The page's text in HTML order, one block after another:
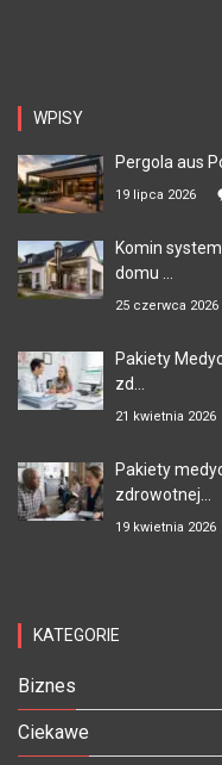
WPISY
Pergola aus
19 lipca 2026
Komin
domu ...
25 czerwca 2026
Pakiety
zd...
21 kwietnia 2026
Pakiety
zdrowotnej...
19 kwietnia 2026
KATEGORIE
Biznes
Ciekawe